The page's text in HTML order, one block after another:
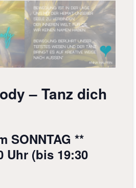
– Tanz dich
SONNTAG **
Uhr (bis 19:30